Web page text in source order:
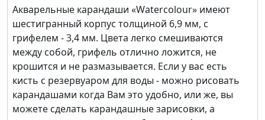
Акварельные карандаши «Watercolour» имеют
шестигранный корпус толщиной 6,9 мм, с
грифелем - 3,4 мм. Цвета легко смешиваются
между собой, грифель отлично ложится, не
крошится и не размазывается. Если у вас есть
кисть с резервуаром для воды - можно рисовать
карандашами когда Вам это удобно, или же, вы
можете сделать карандашные зарисовки, а